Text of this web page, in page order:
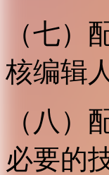
（七）
核编辑
（八）
必要的